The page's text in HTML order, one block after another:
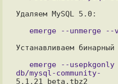
Удаляем MySQL 5.0:
Устанавливаем
5.1.21_beta.tbz2